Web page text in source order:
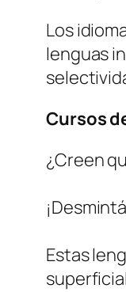
Los
lenguas
Cursos
¿Creen
Estas